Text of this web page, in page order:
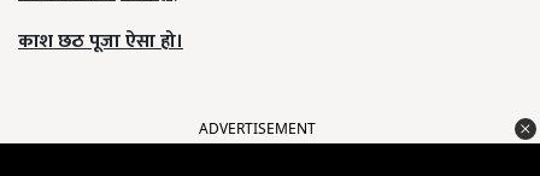
काश छठ पूजा ऐसा हो।
ADVERTISEMENT